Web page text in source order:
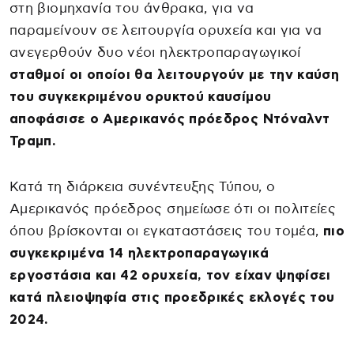
στη βιομηχανία του άνθρακα, για να
παραμείνουν σε λειτουργία ορυχεία και για να
ανεγερθούν δυο νέοι ηλεκτροπαραγωγικοί
σταθμοί οι οποίοι θα λειτουργούν με την καύση
του συγκεκριμένου ορυκτού καυσίμου
αποφάσισε ο Αμερικανός πρόεδρος Ντόναλντ
Τραμπ.
Κατά τη διάρκεια συνέντευξης Τύπου, ο
Αμερικανός πρόεδρος σημείωσε ότι οι πολιτείες
όπου βρίσκονται οι εγκαταστάσεις του τομέα, πιο
συγκεκριμένα 14 ηλεκτροπαραγωγικά
εργοστάσια και 42 ορυχεία, τον είχαν ψηφίσει
κατά πλειοψηφία στις προεδρικές εκλογές του
2024.